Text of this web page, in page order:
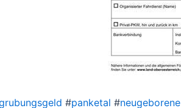
#panketal #neugeborene